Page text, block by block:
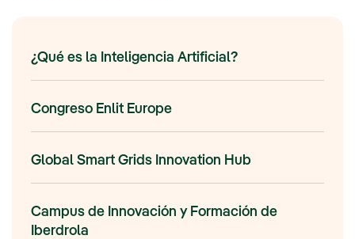
¿Qué es la Inteligencia Artificial?
Congreso Enlit Europe
Global Smart Grids Innovation Hub
Campus de Innovación y Formación de
Iberdrola